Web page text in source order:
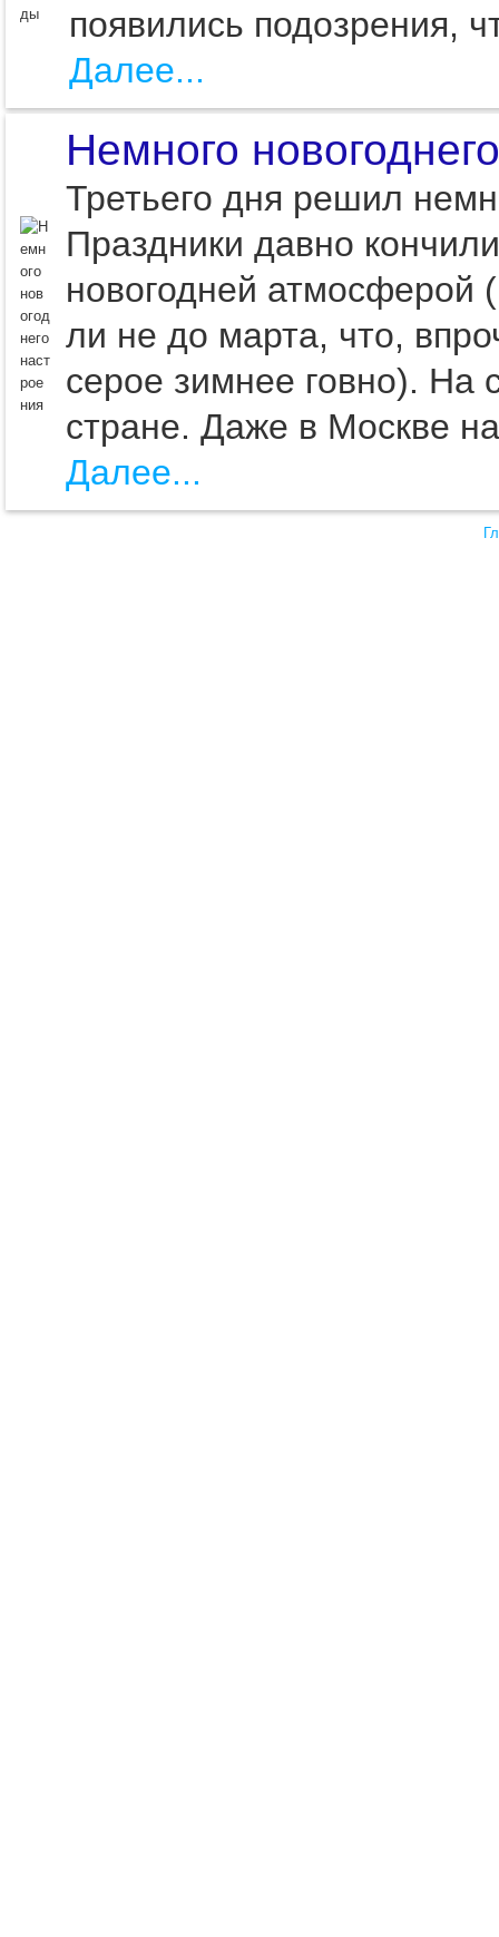
появились подозрения,
Далее...
Немного
Третьего дня решил
Праздники давно
новогодней атмосферой
ли не до марта, что,
серое зимнее говно). На
стране. Даже в Москве
Далее...